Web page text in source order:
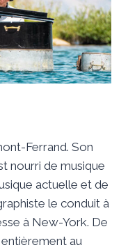
Ferrand. Son
nourri de musique
actuelle et de
le conduit à
à New-York. De
au